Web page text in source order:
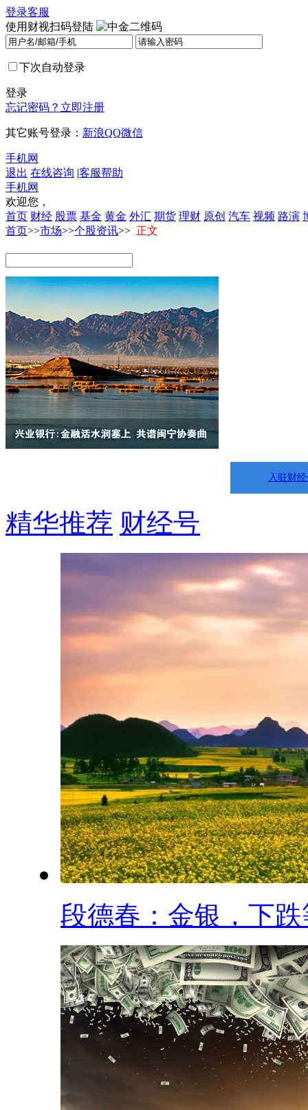
登录客服
使用财视扫码登陆
下次自动登录
登录
忘记密码？ 立即注册
其它账号登录： 新浪QQ微信
手机网
退出 在线咨询 |客服帮助
手机网
欢迎您，
首页 财经 股票 基金 黄金 外汇 期货 理财 原创 汽车 视频 路演
首页>>市场>>个股资讯>> 正文
入驻财
精华推荐 财经号
段德春：金银，下跌